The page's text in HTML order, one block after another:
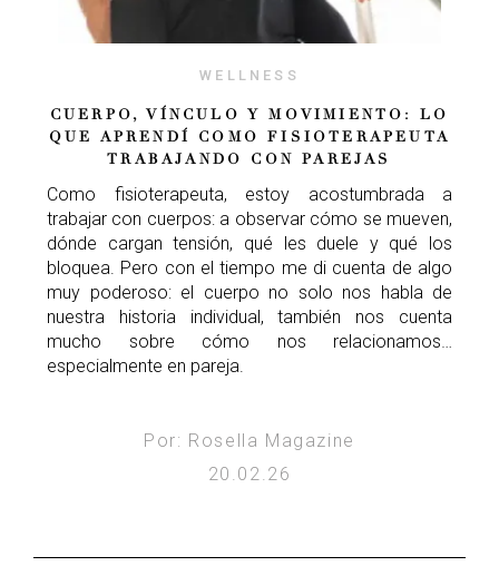
WELLNESS
CUERPO, VÍNCULO Y MOVIMIENTO: LO
QUE APRENDÍ COMO FISIOTERAPEUTA
TRABAJANDO CON PAREJAS
Como fisioterapeuta, estoy acostumbrada a
trabajar con cuerpos: a observar cómo se mueven,
dónde cargan tensión, qué les duele y qué los
bloquea. Pero con el tiempo me di cuenta de algo
muy poderoso: el cuerpo no solo nos habla de
nuestra historia individual, también nos cuenta
mucho sobre cómo nos relacionamos…
especialmente en pareja.
Por: Rosella Magazine
20.02.26